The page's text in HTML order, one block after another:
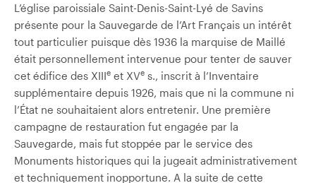
L’église paroissiale Saint-Denis-Saint-Lyé de Savins
présente pour la Sauvegarde de l’Art Français un intérêt
tout particulier puisque dès 1936 la marquise de Maillé
était personnellement intervenue pour tenter de sauver
cet édifice des XIIIe et XVe s., inscrit à l’Inventaire
supplémentaire depuis 1926, mais que ni la commune ni
l’État ne souhaitaient alors entretenir. Une première
campagne de restauration fut engagée par la
Sauvegarde, mais fut stoppée par le service des
Monuments historiques qui la jugeait administrativement
et techniquement inopportune. A la suite de cette